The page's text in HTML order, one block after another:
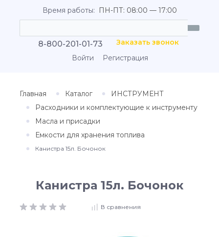
Время работы: ПН-ПТ: 08:00 — 17:00
8-800-201-01-73
Заказать звонок
Войти
Регистрация
Главная Каталог
ИНСТРУМЕНТ
Расходники и комплектующие к инструменту
Масла и присадки
Емкости для хранения топлива
Канистра 15л. Бочонок
Канистра 15л. Бочонок
В сравнения